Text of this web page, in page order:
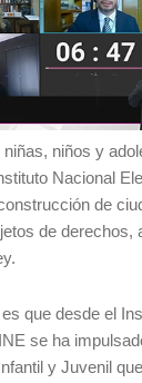
niños y
Nacional
de
de derechos,
que desde el
se ha
y Juvenil